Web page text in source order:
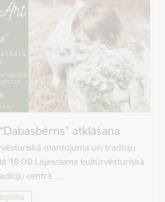
atklāšana
mantojuma un tradīciju
18:00 Lejasciema kultūrvēsturiskā
centrā …
Izglītība